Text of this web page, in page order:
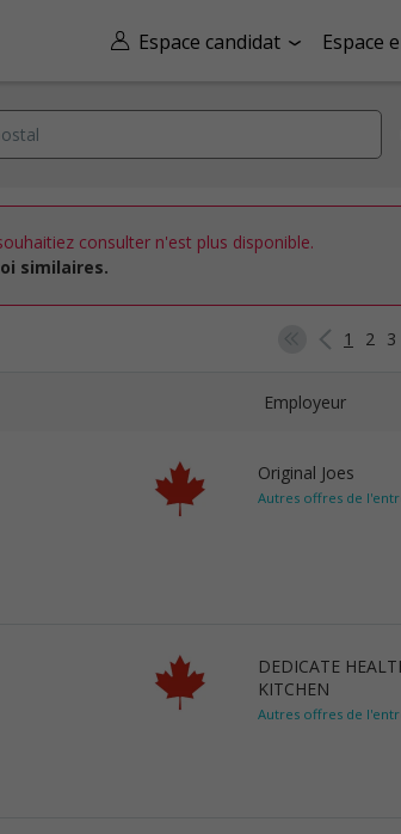
Espace candidat Espace
consulter n'est plus disponible.
similaires.
1 2 3
Employeur
Original Joes
Autres offres de
DEDICATE
KITCHEN
Autres offres de